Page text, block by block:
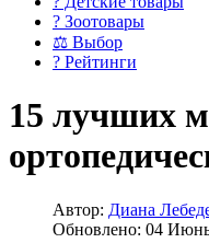
? Зоотовары
⚖ Выбор
? Рейтинги
15 лучших
Автор: Диана
Обновлено: 04